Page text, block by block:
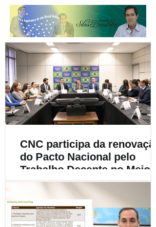
CNC participa da renovação
do Pacto Nacional pelo
Trabalho Decente no Meio
Rural e destaca a
importância da
sustentabilidade social na
cafeicultura